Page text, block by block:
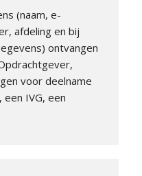
(naam, e-
afdeling en bij
ontvangen
voor deelname
IVG, een